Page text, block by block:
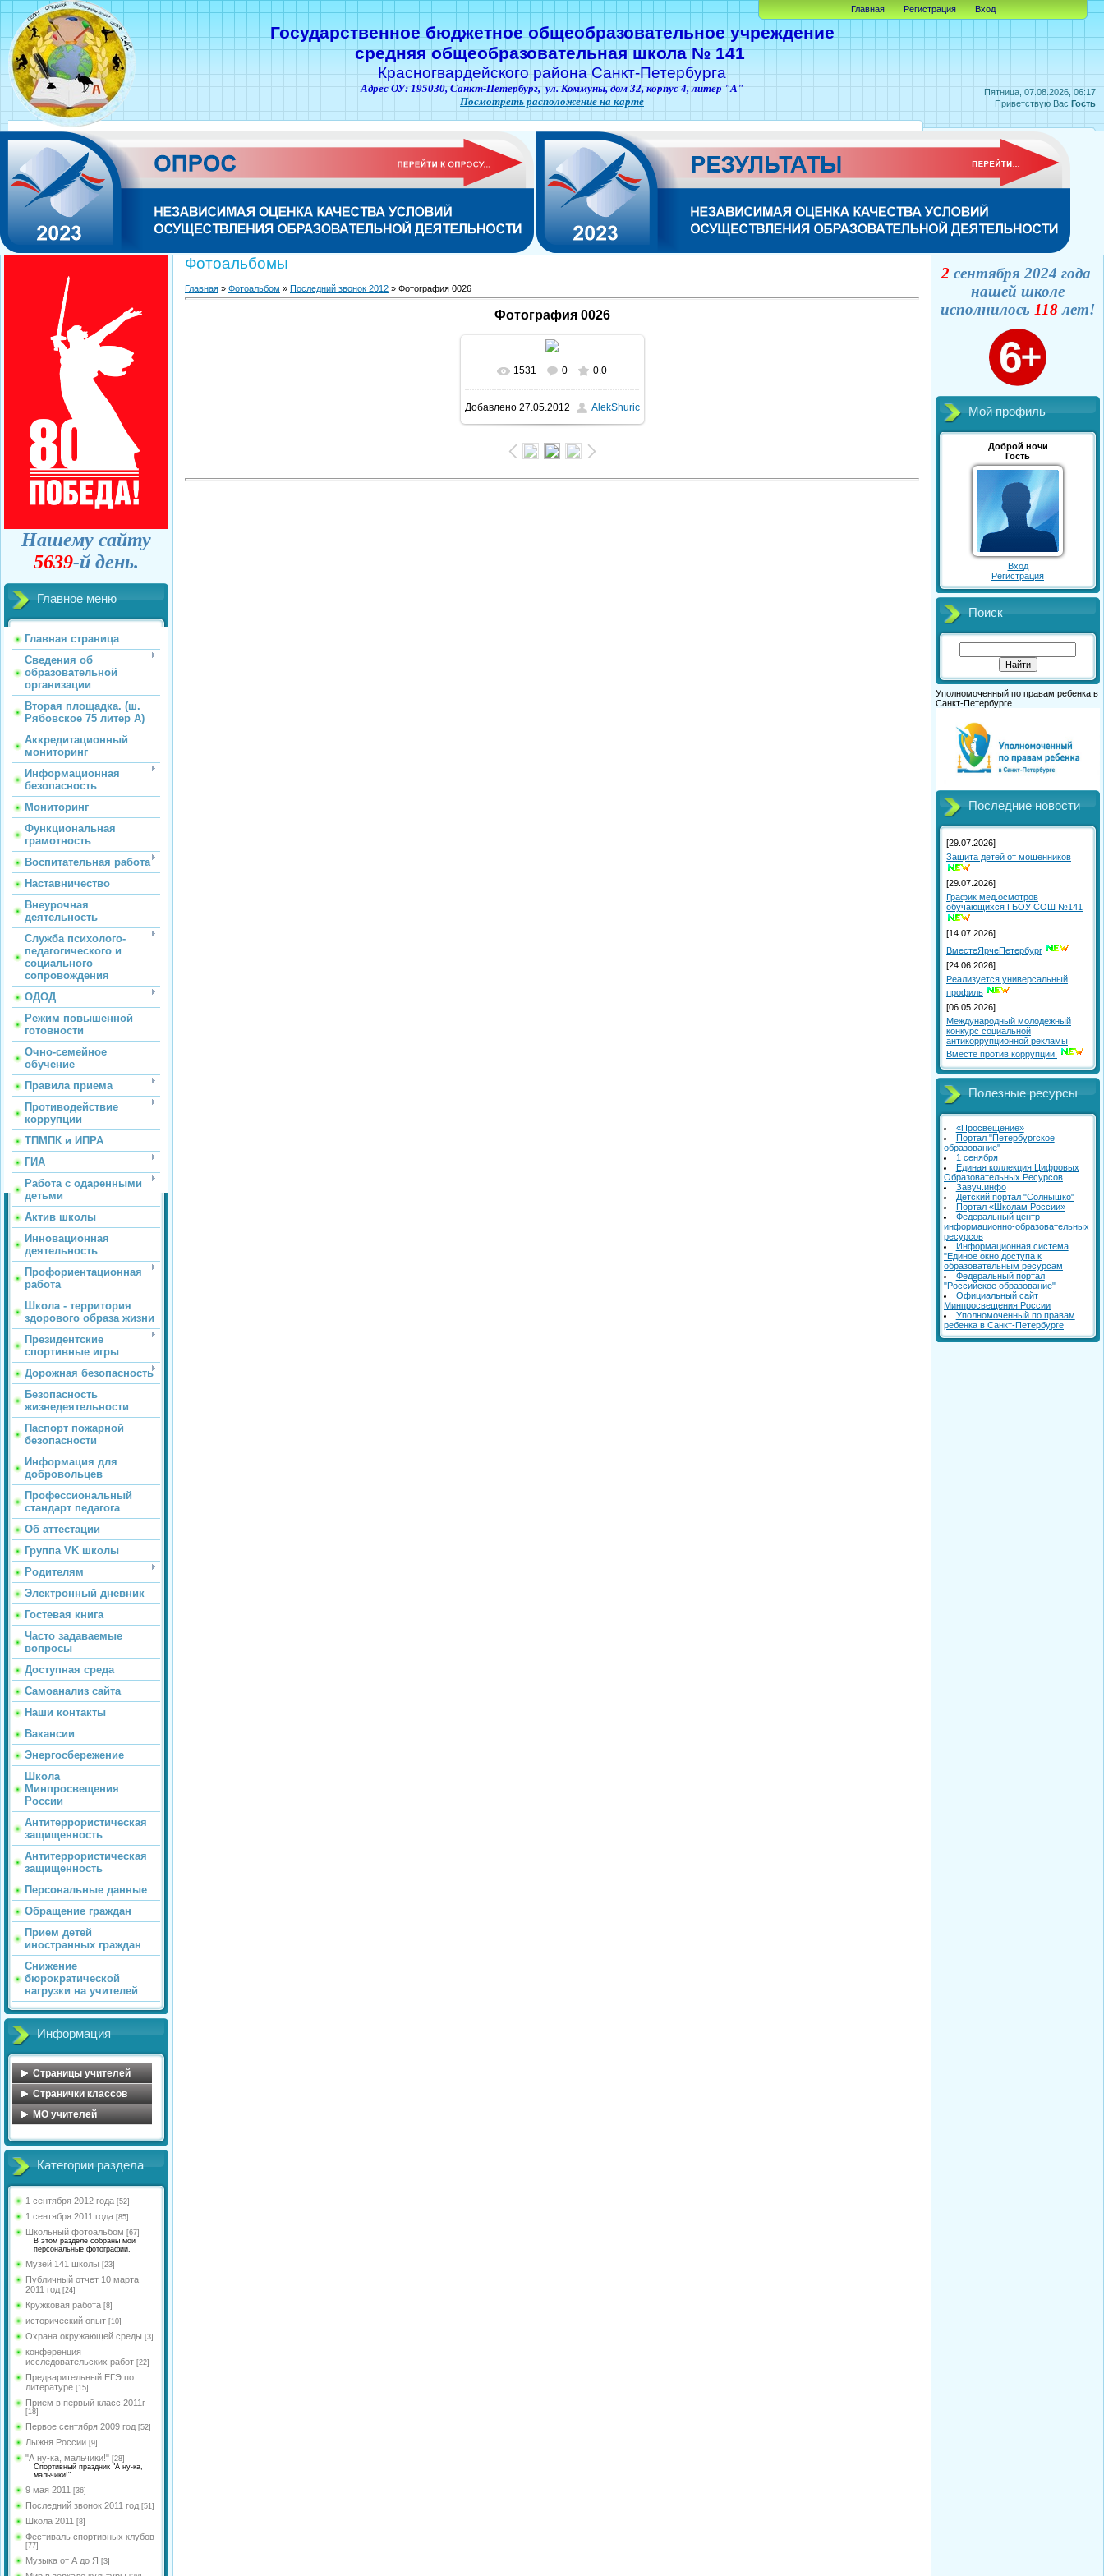
Пятница, 07.08.2026, 06:17
Приветствую Вас Гость
Государственное бюджетное общеобразовательное учреждение
средняя общеобразовательная школа № 141
Красногвардейского района Санкт-Петербурга
Адрес ОУ: 195030, Санкт-Петербург, ул. Коммуны, дом 32, корпус 4, литер "А"
Посмотреть расположение на карте
Главная Регистрация Вход
Нашему сайту
5639-й день.
Главное меню
Главная страница
Сведения об
образовательной
организации
Вторая площадка. (ш.
Рябовское 75 литер А)
Аккредитационный
мониторинг
Информационная
безопасность
Мониторинг
Функциональная
грамотность
Воспитательная работа
Наставничество
Внеурочная
деятельность
Служба психолого-
педагогического и
социального
сопровождения
ОДОД
Режим повышенной
готовности
Очно-семейное
обучение
Правила приема
Противодействие
коррупции
ТПМПК и ИПРА
ГИА
Работа с одаренными
детьми
Актив школы
Инновационная
деятельность
Профориентационная
работа
Школа - территория
здорового образа жизни
Президентские
спортивные игры
Дорожная безопасность
Безопасность
жизнедеятельности
Паспорт пожарной
безопасности
Информация для
добровольцев
Профессиональный
стандарт педагога
Об аттестации
Группа VK школы
Родителям
Электронный дневник
Гостевая книга
Часто задаваемые
вопросы
Доступная среда
Самоанализ сайта
Наши контакты
Вакансии
Энергосбережение
Школа
Минпросвещения
России
Антитеррористическая
защищенность
Антитеррористическая
защищенность
Персональные данные
Обращение граждан
Прием детей
иностранных граждан
Снижение
бюрократической
нагрузки на учителей
Информация
Страницы учителей
Обухова Н.В.
Майорова О.А.
Цветкова Ю.В.
Федорова Ю.А.
Миловидова Е.В.
Долгова Л.И.
Рябцева М.Л.
Цветкова А.Н.
Шишкина А.С.
Боровик А.Р.
Сенюшкина Л.А.
<
Хижняк Е.И.
Косова Л.А.
Рус.яз и лит-ра
Романова Н.В.
Губарева Р.В.
Чистякова B.Y.
Косова К.П.
Новик Д.В.
Миронова Е.Ю.
Святенко А.В.
Странички классов
Косова Л.А.
Сенюшкина Л.А.
Яковлева А.А.
Кульчицкая Н.Б.
Федорова Ю.А.
Обухова Н.В.
Кобикова Н.Э.
<
Голосенко С.С.
Цветкова Ю.В.
Цветкова А.Н.
Сухинина З.И.
Шрейбер И.А.
Николаева О.В.
MO учителей
классов
МО математического
цикла
МО учителей русского
МО учителей
естественно-научного
цикла
МО учителей социально-
гуманитарного и
эстетического цикла
МО учителей английского
языка
МО классных
руководителей
Категории раздела
1 сентября 2012 года [52]
1 сентября 2011 года [85]
Школьный фотоальбом [67]
В этом разделе собраны мои
персональные фотографии.
Музей 141 школы [23]
Публичный отчет 10 марта
2011 год [24]
Кружковая работа [8]
исторический опыт [10]
Охрана окружающей среды [3]
конференция
исследовательских работ [22]
Предварительный ЕГЭ по
литературе [15]
Прием в первый класс 2011г
[18]
Первое сентября 2009 год [52]
Лыжня России [9]
"А ну-ка, мальчики!" [28]
Спортивный праздник "А ну-ка,
мальчики!"
9 мая 2011 [36]
Последний звонок 2011 год [51]
Школа 2011 [8]
Фестиваль спортивных клубов
[77]
Музыка от А до Я [3]
Фотоальбомы
Главная » Фотоальбом » Последний звонок 2012 » Фотография 0026
Фотография 0026
1531 0 0.0
Добавлено27.05.2012 AlekShuric
2 сентября 2024 года
нашей школе
исполнилось 118лет!
Мой профиль
Доброй ночи
Гость
Вход
Регистрация
Поиск
Уполномоченный по правам ребенка в
Санкт-Петербурге
Последние новости
[29.07.2026]
Защита детей от мошенников
[29.07.2026]
График мед.осмотров
обучающихся ГБОУ СОШ №141
[14.07.2026]
ВместеЯрчеПетербург
[24.06.2026]
Реализуется универсальный
профиль
[06.05.2026]
Международный молодежный
конкурс социальной
антикоррупционной рекламы
Вместе против коррупции!
Полезные ресурсы
«Просвещение»
Портал "Петербургское
образование"
1 сенября
Единая коллекция Цифровых
Образовательных Ресурсов
Завуч.инфо
Детский портал "Солнышко"
Портал «Школам России»
Федеральный центр
информационно-образовательных
ресурсов
Информационная система
"Единое окно доступа к
образовательным ресурсам
Федеральный портал
"Российское образование"
Официальный сайт
Минпросвещения России
Уполномоченный по правам
ребенка в Санкт-Петербурге